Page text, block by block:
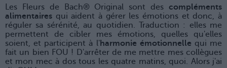
Les Fleurs de Bach® Original sont des compléments
alimentaires qui aident à gérer les émotions et donc, à
réguler sa sérénité, au quotidien. Traduction : elles me
permettent de cibler mes émotions, quelles qu'elles
soient, et participent à l' harmonie émotionnelle qui me
fait un bien FOU ! D'arrêter de me mettre mes collègues
et mon mec à dos tous les quatre matins, quoi. Alors j'ai